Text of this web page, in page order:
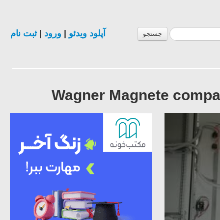
جستجو آپلود ویدئو ورود |ثبت نام
Wagner Magnete